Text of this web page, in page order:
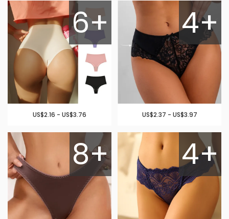
4+
US$2.37 - US$3.97
6+
US$2.16 - US$3.76
4+
8+